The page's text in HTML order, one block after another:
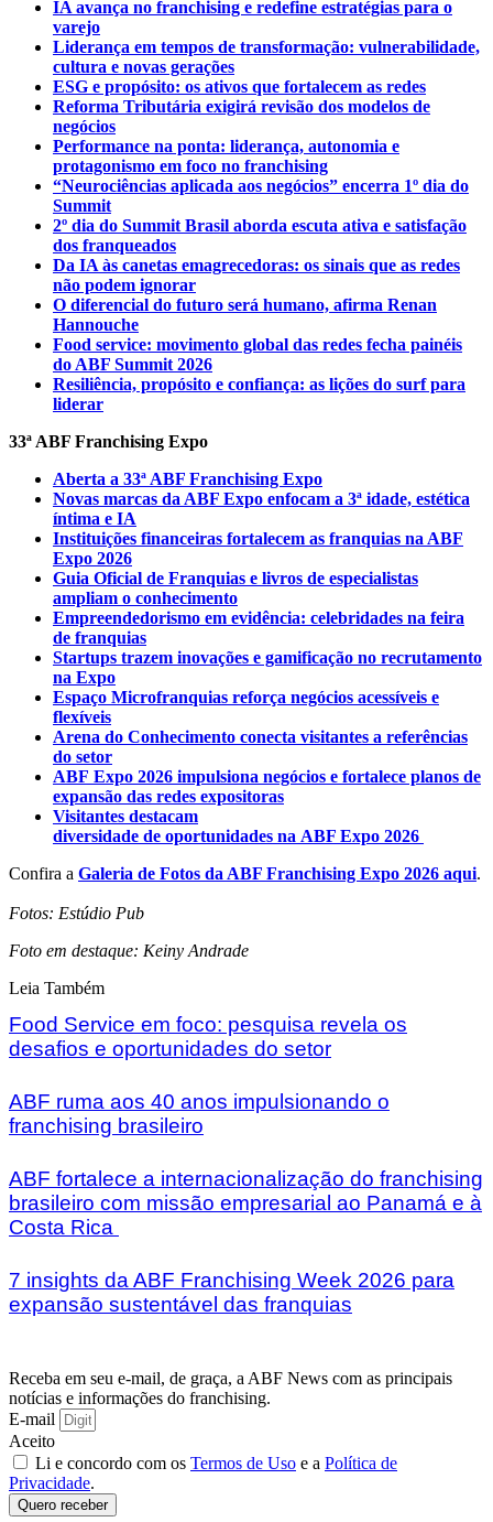
IA avança no franchising e redefine estratégias para o
varejo
Liderança em tempos de transformação: vulnerabilidade,
cultura e novas gerações
ESG e propósito: os ativos que fortalecem as redes
Reforma Tributária exigirá revisão dos modelos de
negócios
Performance na ponta: liderança, autonomia e
protagonismo em foco no franchising
“Neurociências aplicada aos negócios” encerra 1º dia do
Summit
2º dia do Summit Brasil aborda escuta ativa e satisfação
dos franqueados
Da IA às canetas emagrecedoras: os sinais que as redes
não podem ignorar
O diferencial do futuro será humano, afirma Renan
Hannouche
Food service: movimento global das redes fecha painéis
do ABF Summit 2026
Resiliência, propósito e confiança: as lições do surf para
liderar
33ª ABF Franchising Expo
Aberta a 33ª ABF Franchising Expo
Novas marcas da ABF Expo enfocam a 3ª idade, estética
íntima e IA
Instituições financeiras fortalecem as franquias na ABF
Expo 2026
Guia Oficial de Franquias e livros de especialistas
ampliam o conhecimento
Empreendedorismo em evidência: celebridades na feira
de franquias
Startups trazem inovações e gamificação no recrutamento
na Expo
Espaço Microfranquias reforça negócios acessíveis e
flexíveis
Arena do Conhecimento conecta visitantes a referências
do setor
ABF Expo 2026 impulsiona negócios e fortalece planos de
expansão das redes expositoras
Visitantes destacam
diversidade de oportunidades na ABF Expo 2026
Confira a Galeria de Fotos da ABF Franchising Expo 2026 aqui.
Fotos: Estúdio Pub
Foto em destaque: Keiny Andrade
Leia Também
Food Service em foco: pesquisa revela os
desafios e oportunidades do setor
ABF ruma aos 40 anos impulsionando o
franchising brasileiro
ABF fortalece a internacionalização do franchising
brasileiro com missão empresarial ao Panamá e à
Costa Rica
7 insights da ABF Franchising Week 2026 para
expansão sustentável das franquias
Receba em seu e-mail, de graça, a ABF News com as principais
notícias e informações do franchising.
E-mail
Aceito
Li e concordo com os Termos de Uso e a Política de
Privacidade.
Quero receber